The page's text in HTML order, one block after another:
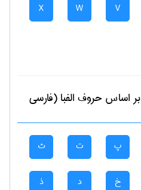
V
W
X
بر اساس حروف الفبا (فارسی
پ ت ث
خ د ذ